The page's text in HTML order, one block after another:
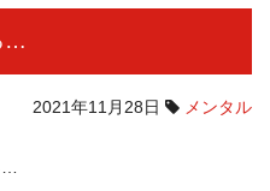
…
2021年11月28日
メンタル